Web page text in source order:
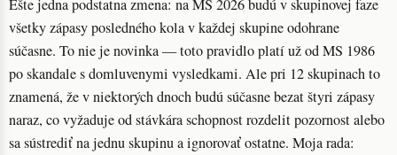
Ešte jedna podstatna zmena: na MS 2026 budú v skupinovej faze
všetky zápasy posledného kola v každej skupine odohrane
súčasne. To nie je novinka — toto pravidlo platí už od MS 1986
po skandale s domluvenymi vysledkami. Ale pri 12 skupinach to
znamená, že v niektorých dnoch budú súčasne bezat štyri zápasy
naraz, co vyžaduje od stávkára schopnost rozdelit pozornost alebo
sa sústrediť na jednu skupinu a ignorovať ostatne. Moja rada: